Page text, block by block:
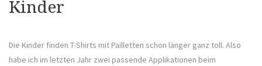
Kinder
Die Kinder finden T-Shirts mit Pailletten schon länger ganz toll. Also
habe ich im letzten Jahr zwei passende Applikationen beim